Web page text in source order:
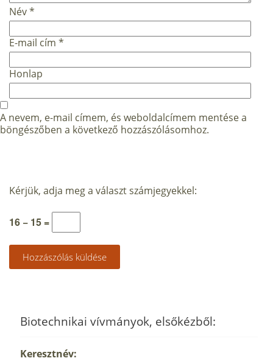
Név*
E-mail cím *
Honlap
A nevem, e-mail címem, és weboldalcímem mentése a
böngészőben a következő hozzászólásomhoz.
Kérjük, adja meg a választ számjegyekkel:
16 − 15 =
Biotechnikai vívmányok, elsőkézből:
Keresztnév: